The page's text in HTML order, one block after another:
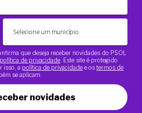
que deseja receber novidades do PSOL
política de privacidade . Este site é protegido
isso, a política de privacidade e os termos de
se aplicam.
novidades